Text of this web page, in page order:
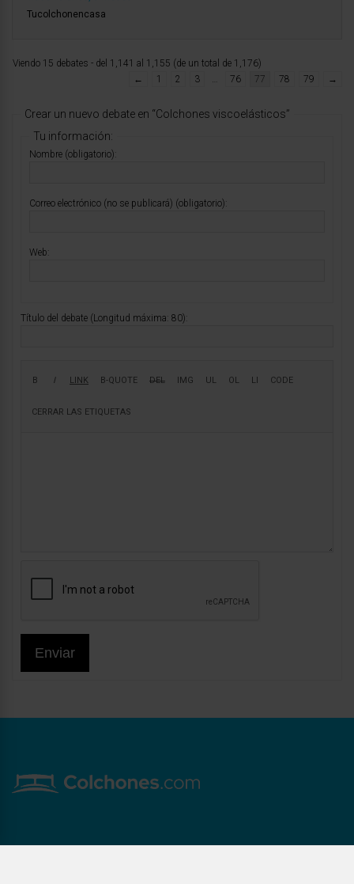
Tucolchonencasa
Viendo 15 debates - del 1,141 al 1,155 (de un total de 1,176)
←
1 2 3 … 76 77 78 79 →
Crear un nuevo debate en “Colchones viscoelásticos”
Tu información:
Nombre (obligatorio):
Correo electrónico (no se publicará) (obligatorio):
Web:
Título del debate (Longitud máxima: 80):
Enviar